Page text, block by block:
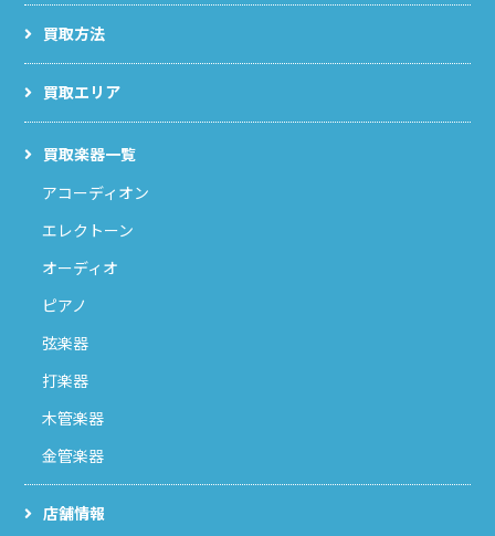
買取方法
買取エリア
買取楽器一覧
アコーディオン
エレクトーン
オーディオ
ピアノ
弦楽器
打楽器
木管楽器
金管楽器
店舗情報